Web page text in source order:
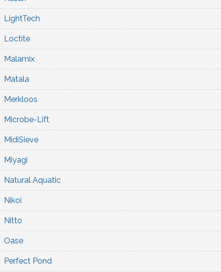
LightTech
Loctite
Malamix
Matala
Merkloos
Microbe-Lift
MidiSieve
Miyagi
Natural Aquatic
Nikoi
Nitto
Oase
Perfect Pond